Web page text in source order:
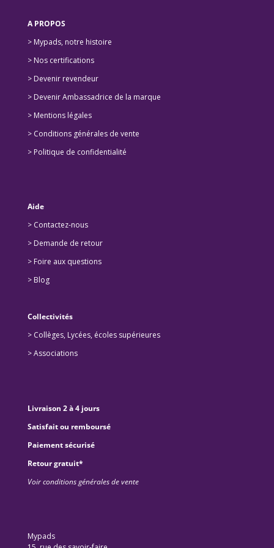
A PROPOS
> Mypads, notre histoire
> Nos certifications
> Devenir revendeur
> Devenir Ambassadrice de la marque
> Mentions légales
> Conditions générales de vente
> Politique de confidentialité
Aide
> Contactez-nous
> Demande de retour
> Foire aux questions
> Blog
Collectivités
> Collèges, Lycées, écoles supérieures
>Associations
Livraison 2 à 4 jours
Satisfait ou remboursé
Paiement sécurisé
Retour gratuit*
Voir conditions générales de vente
Mypads